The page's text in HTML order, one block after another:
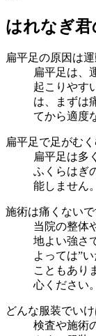
はれなぎ
扁平足の原因は
扁平足は、
起こりやす
は、まずは
てから適度
扁平足で足がむく
扁平足は多
ふくらはぎ
能しません
施術は痛くないで
当院の整体
地よい強さ
よっては”
こともあり
心ください。
どんな服装でい
検査や施術